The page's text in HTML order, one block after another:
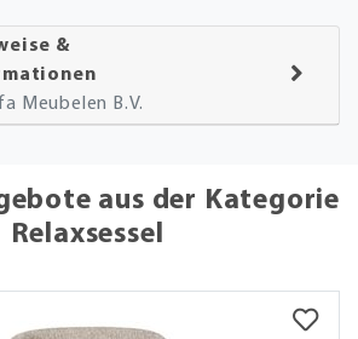
&
Meubelen B.V.
aus der Kategorie
Relaxsessel